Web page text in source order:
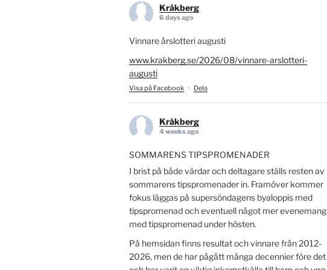
Kråkberg
6 days ago
Vinnare årslotteri augusti
www.krakberg.se/2026/08/vinnare-arslotteri-
augusti
Visa på Facebook · Dela
Kråkberg
4 weeks ago
SOMMARENS TIPSPROMENADER
I brist på både värdar och deltagare ställs resten av
sommarens tipspromenader in. Framöver kommer
fokus läggas på supersöndagens byaloppis med
tipspromenad och eventuell något mer evenemang
med tipspromenad under hösten.
På hemsidan finns resultat och vinnare från 2012-
2026, men de har pågått många decennier före det